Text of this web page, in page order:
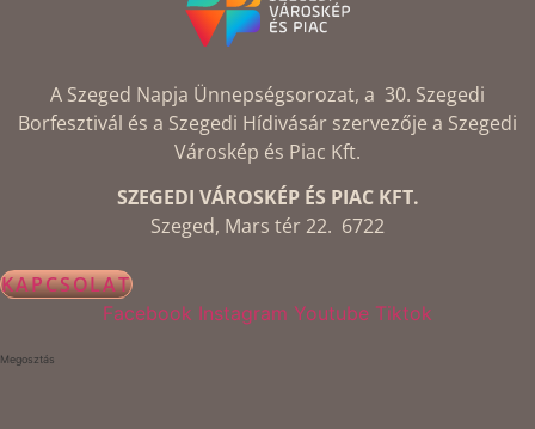
A Szeged Napja Ünnepségsorozat, a 30. Szegedi
Borfesztivál és a Szegedi Hídivásár szervezője a Szegedi
Városkép és Piac Kft.
SZEGEDI VÁROSKÉP ÉS PIAC KFT.
Szeged, Mars tér 22. 6722
KAPCSOLAT
Facebook Instagram Youtube Tiktok
Megosztás